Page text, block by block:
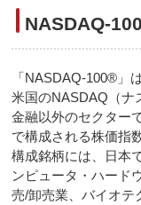
NASDAQ-
「NASDAQ-100®」
米国のNASDAQ（ナ
金融以外のセクター
で構成される株価指
構成銘柄には、日本
ンピュータ・ハード
売/卸売業、バイオテ